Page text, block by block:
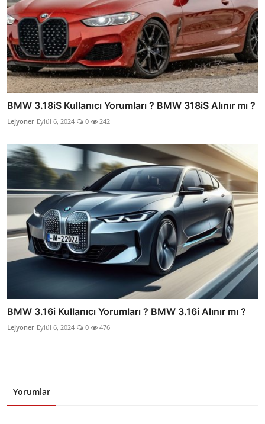
BMW 3.18iS Kullanıcı Yorumları ? BMW 318iS Alınır mı ?
Lejyoner Eylül 6, 2024 0 242
BMW 3.16i Kullanıcı Yorumları ? BMW 3.16i Alınır mı ?
Lejyoner Eylül 6, 2024 0 476
Yorumlar